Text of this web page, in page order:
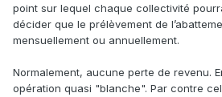
point sur lequel chaque collectivité
décider que le prélèvement de
mensuellement ou annuellement.
Normalement, aucune perte de revenu.
opération quasi "blanche". Par contre